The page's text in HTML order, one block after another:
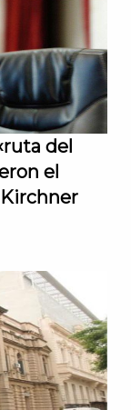
del
el